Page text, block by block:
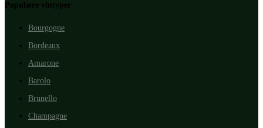
Populære vintyper
Bourgogne
Bordeaux
Amarone
Barolo
Brunello
Champagne